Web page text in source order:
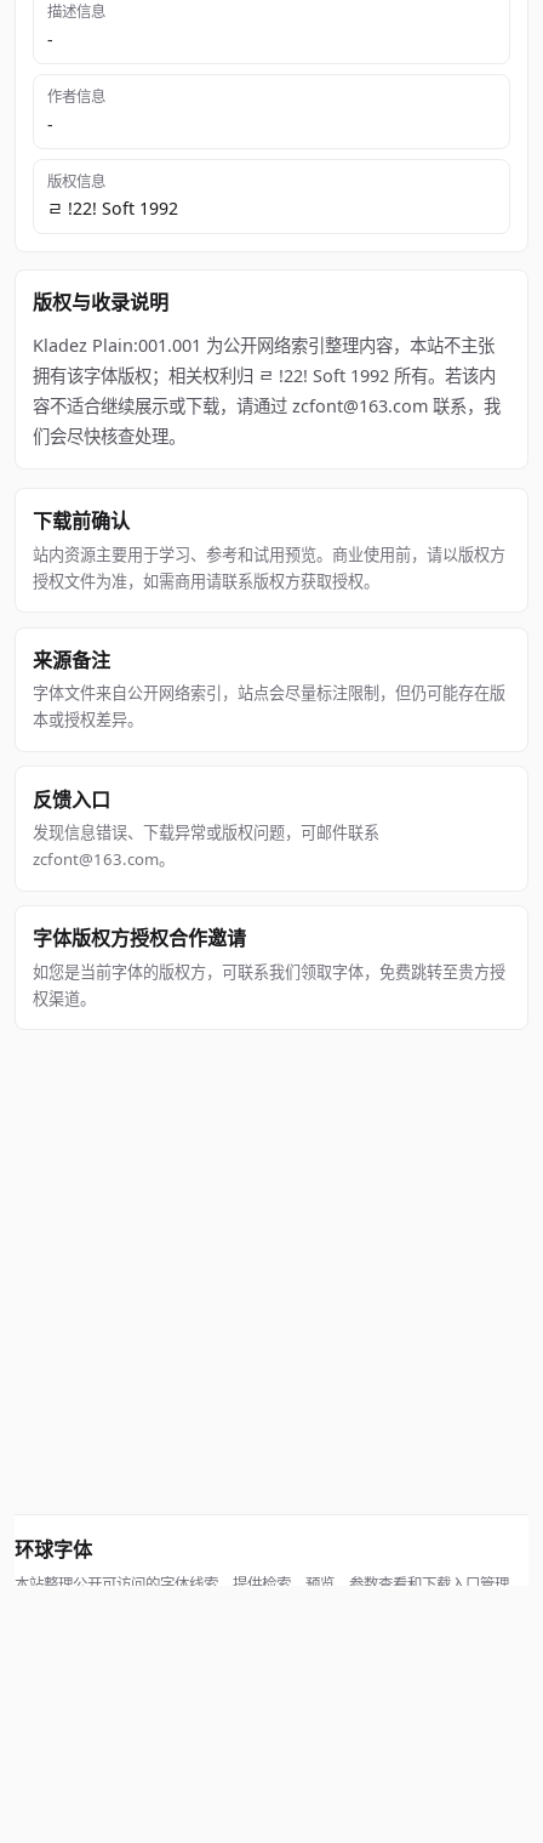
描述信息
-
作者信息
-
版权信息
ﾩ !22! Soft 1992
版权与收录说明
Kladez Plain:001.001 为公开网络索引整理内容，本站不主张
拥有该字体版权；相关权利归 ﾩ !22! Soft 1992 所有。若该内
容不适合继续展示或下载，请通过 zcfont@163.com 联系，我
们会尽快核查处理。
下载前确认
站内资源主要用于学习、参考和试用预览。商业使用前，请以版权方
授权文件为准，如需商用请联系版权方获取授权。
来源备注
字体文件来自公开网络索引，站点会尽量标注限制，但仍可能存在版
本或授权差异。
反馈入口
发现信息错误、下载异常或版权问题，可邮件联系
zcfont@163.com。
字体版权方授权合作邀请
如您是当前字体的版权方，可联系我们领取字体，免费跳转至贵方授
权渠道。
环球字体
本站整理公开可访问的字体线索，提供检索、预览、参数查看和下载入口管理。